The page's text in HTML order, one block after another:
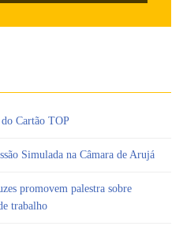
Cartão TOP
Simulada na Câmara de Arujá
promovem palestra sobre
trabalho